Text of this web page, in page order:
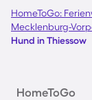
HomeToGo:
Mecklenburg-
Hund in Thiessow
HomeToGo